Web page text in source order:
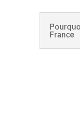
France